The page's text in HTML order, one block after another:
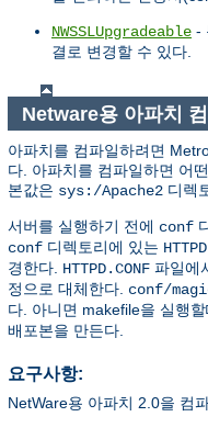
NWSSLUpgradeable -
결로 변경할 수 있다.
Netware용 아파치
아파치를 컴파일하려면
다. 아파치를 컴파일하면 어
본값은 sys:/Apache2 디렉
서버를 실행하기 전에 conf
conf 디렉토리에 있는
경한다. HTTPD.CONF 파일에
정으로 대체한다. conf/
다. 아니면 makefile을 실행할
배포본을 만든다.
요구사항:
NetWare용 아파치 2.0을 컴